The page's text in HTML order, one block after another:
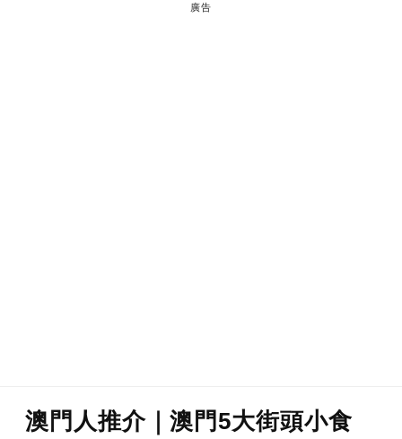
廣告
澳門人推介｜澳門5大街頭小食